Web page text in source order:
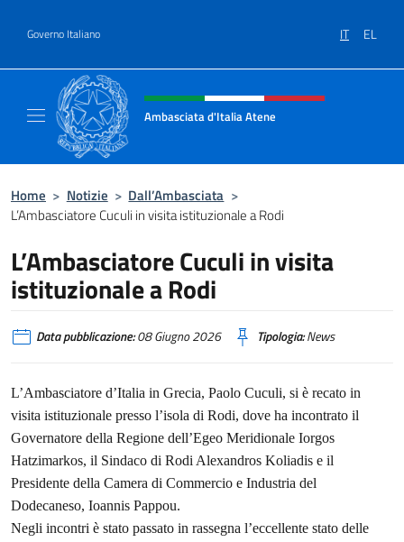
Governo Italiano IT EL
Intestazione sito, social e menù
Ambasciata d'Italia Atene
Home > Notizie > Dall’Ambasciata >
L’Ambasciatore Cuculi in visita istituzionale a Rodi
L’Ambasciatore Cuculi in visita
istituzionale a Rodi
Data pubblicazione:08 Giugno 2026 Tipologia:News
L’Ambasciatore d’Italia in Grecia, Paolo Cuculi, si è recato in
visita istituzionale presso l’isola di Rodi, dove ha incontrato il
Governatore della Regione dell’Egeo Meridionale Iorgos
Hatzimarkos, il Sindaco di Rodi Alexandros Koliadis e il
Presidente della Camera di Commercio e Industria del
Dodecaneso, Ioannis Pappou.
Negli incontri è stato passato in rassegna l’eccellente stato delle